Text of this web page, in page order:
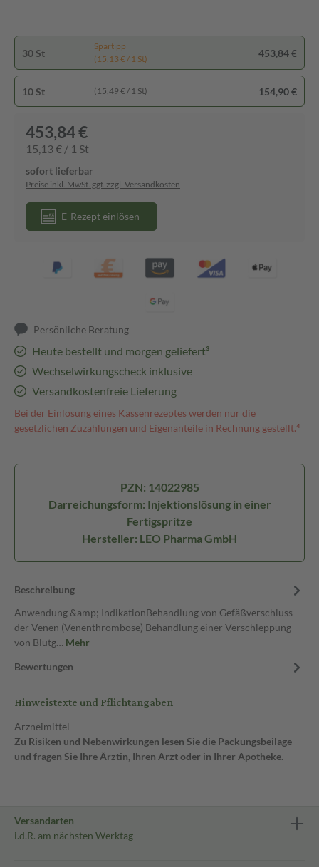
30 St
Spartipp
(15,13 € / 1 St)
453,84 €
10 St (15,49 € / 1 St) 154,90 €
453,84 €
15,13 € / 1 St
sofort lieferbar
Preise inkl. MwSt. ggf. zzgl. Versandkosten
E-Rezept einlösen
Persönliche Beratung
Heute bestellt und morgen geliefert³
Wechselwirkungscheck inklusive
Versandkostenfreie Lieferung
Bei der Einlösung eines Kassenrezeptes werden nur die
gesetzlichen Zuzahlungen und Eigenanteile in Rechnung gestellt.⁴
PZN: 14022985
Darreichungsform: Injektionslösung in einer
Fertigspritze
Hersteller: LEO Pharma GmbH
Beschreibung
Anwendung &amp; IndikationBehandlung von Gefäßverschluss
der Venen (Venenthrombose) Behandlung einer Verschleppung
von Blutg… Mehr
Bewertungen
Hinweistexte und Pflichtangaben
Arzneimittel
Zu Risiken und Nebenwirkungen lesen Sie die Packungsbeilage
und fragen Sie Ihre Ärztin, Ihren Arzt oder in Ihrer Apotheke.
Versandarten
i.d.R. am nächsten Werktag